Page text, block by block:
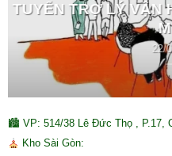
TUYỂN TRỢ LÝ VẬN
22/
🏙 VP: 514/38 Lê Đức Thọ , P.17,
Kho Sài Gòn: